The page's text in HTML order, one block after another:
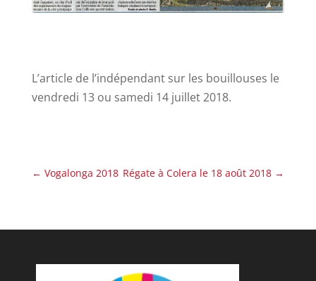
L’article de l’indépendant sur les bouillouses le
vendredi 13 ou samedi 14 juillet 2018.
← Vogalonga 2018 Régate à Colera le 18 août 2018 →